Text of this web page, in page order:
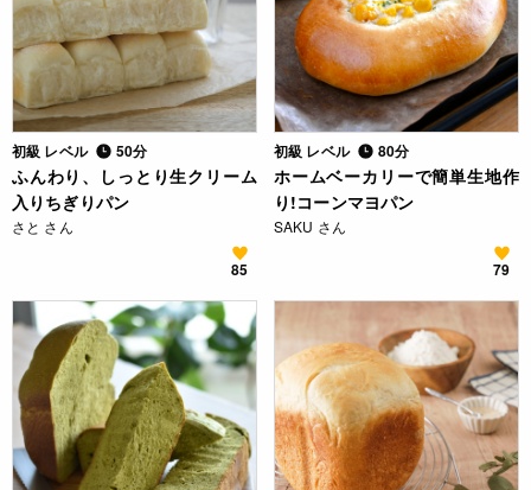
初級 レベル 50分
ふんわり、しっとり生クリーム
入りちぎりパン
さと さん
85
初級 レベル 80分
ホームベーカリーで簡単生地作
り!コーンマヨパン
SAKU さん
79